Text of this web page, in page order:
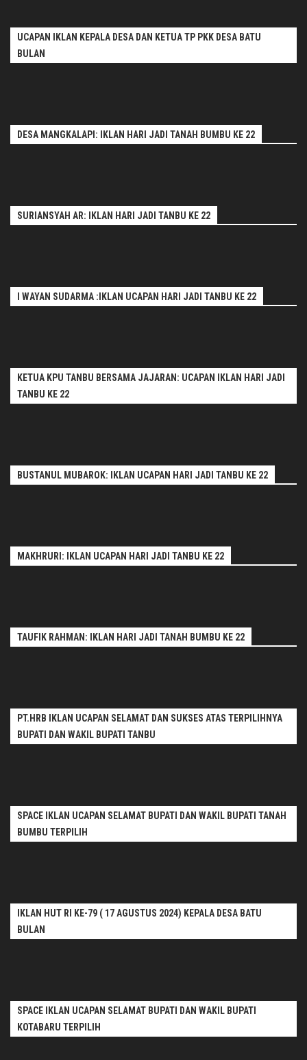
UCAPAN IKLAN KEPALA DESA DAN KETUA TP PKK DESA BATU
BULAN
DESA MANGKALAPI: IKLAN HARI JADI TANAH BUMBU KE 22
SURIANSYAH AR: IKLAN HARI JADI TANBU KE 22
I WAYAN SUDARMA :IKLAN UCAPAN HARI JADI TANBU KE 22
KETUA KPU TANBU BERSAMA JAJARAN: UCAPAN IKLAN HARI JADI
TANBU KE 22
BUSTANUL MUBAROK: IKLAN UCAPAN HARI JADI TANBU KE 22
MAKHRURI: IKLAN UCAPAN HARI JADI TANBU KE 22
TAUFIK RAHMAN: IKLAN HARI JADI TANAH BUMBU KE 22
PT.HRB IKLAN UCAPAN SELAMAT DAN SUKSES ATAS TERPILIHNYA
BUPATI DAN WAKIL BUPATI TANBU
SPACE IKLAN UCAPAN SELAMAT BUPATI DAN WAKIL BUPATI TANAH
BUMBU TERPILIH
IKLAN HUT RI KE-79 ( 17 AGUSTUS 2024) KEPALA DESA BATU
BULAN
SPACE IKLAN UCAPAN SELAMAT BUPATI DAN WAKIL BUPATI
KOTABARU TERPILIH